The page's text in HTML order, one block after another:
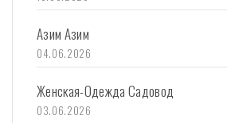
Азим Азим
04.06.2026
Женская-Одежда Садовод
03.06.2026